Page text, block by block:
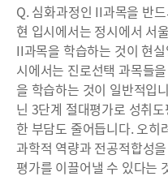
Q. 심화과정인 II과목을 반
현 입시에서는 정시에서 서
II과목을 학습하는 것이 현
시에서는 진로선택 과목들
을 학습하는 것이 일반적입
닌 3단계 절대평가로 성취
한 부담도 줄어듭니다. 오
과학적 역량과 전공적합성
평가를 이끌어낼 수 있다는